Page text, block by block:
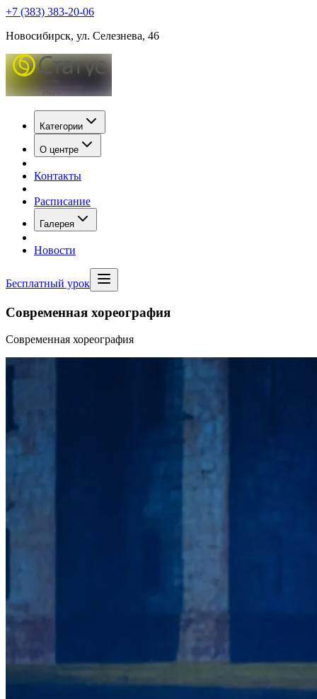
+7 (383) 383-20-06
Новосибирск, ул. Селезнева, 46
Категории
О центре
Контакты
Расписание
Галерея
Новости
Бесплатный урок
Современная хореография
Современная хореография